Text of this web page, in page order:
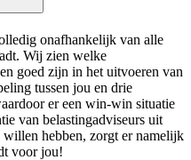
onafhankelijk van alle
Wij zien welke
goed zijn in het uitvoeren van
tussen jou en drie
er een win-win situatie
van belastingadviseurs uit
hebben, zorgt er namelijk
voor jou!